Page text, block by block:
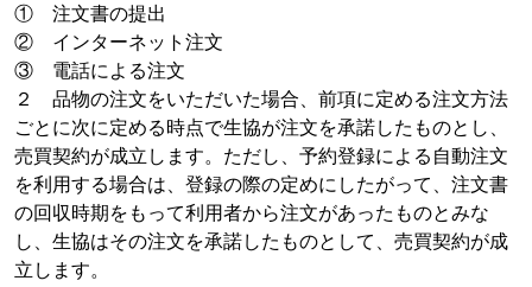
① 注文書の提出
② インターネット注文
③ 電話による注文
２ 品物の注文をいただいた場合、前項に定める注文方法
ごとに次に定める時点で生協が注文を承諾したものとし、
売買契約が成立します。ただし、予約登録による自動注文
を利用する場合は、登録の際の定めにしたがって、注文書
の回収時期をもって利用者から注文があったものとみな
し、生協はその注文を承諾したものとして、売買契約が成
立します。